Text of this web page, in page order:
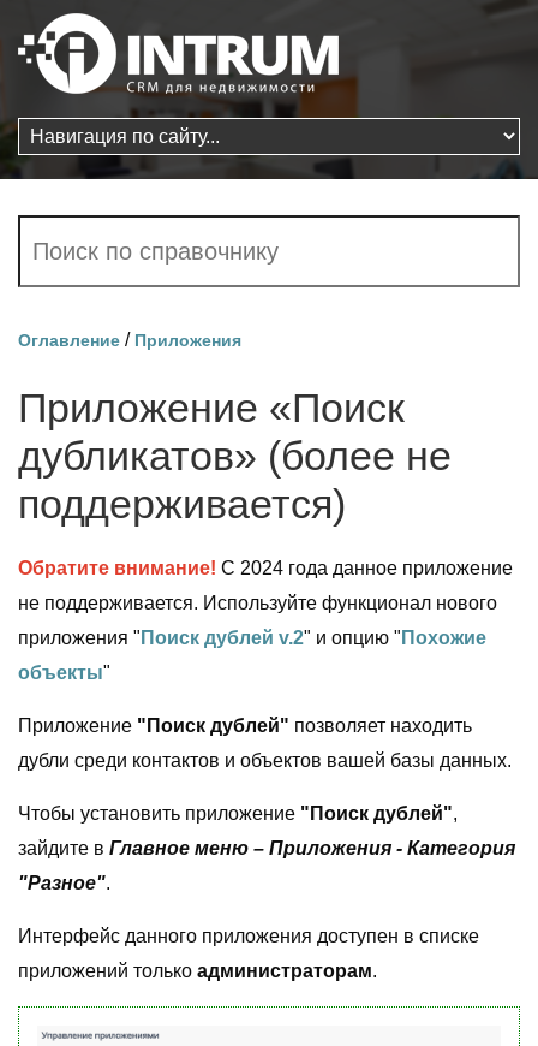
Оглавление / Приложения
Приложение «Поиск
дубликатов» (более не
поддерживается)
Обратите внимание! С 2024 года данное приложение
не поддерживается. Используйте функционал нового
приложения " Поиск дублей v.2" и опцию " Похожие
объекты"
Приложение "Поиск дублей" позволяет находить
дубли среди контактов и объектов вашей базы данных.
Чтобы установить приложение "Поиск дублей",
зайдите в Главное меню – Приложения - Категория
"Разное".
Интерфейс данного приложения доступен в списке
приложений только администраторам.